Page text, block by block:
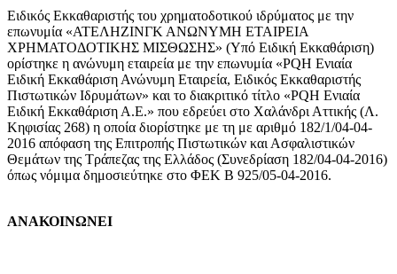
Ειδικός Εκκαθαριστής του χρηματοδοτικού ιδρύματος με την
επωνυμία «ΑΤΕΛΗΖΙΝΓΚ ΑΝΩΝΥΜΗ ΕΤΑΙΡΕΙΑ
ΧΡΗΜΑΤΟΔΟΤΙΚΗΣ ΜΙΣΘΩΣΗΣ» (Υπό Ειδική Εκκαθάριση)
ορίστηκε η ανώνυμη εταιρεία με την επωνυμία «PQH Ενιαία
Ειδική Εκκαθάριση Ανώνυμη Εταιρεία, Ειδικός Εκκαθαριστής
Πιστωτικών Ιδρυμάτων» και το διακριτικό τίτλο «PQH Ενιαία
Ειδική Εκκαθάριση Α.Ε.» που εδρεύει στο Χαλάνδρι Αττικής (Λ.
Κηφισίας 268) η οποία διορίστηκε με τη με αριθμό 182/1/04-04-
2016 απόφαση της Επιτροπής Πιστωτικών και Ασφαλιστικών
Θεμάτων της Τράπεζας της Ελλάδος (Συνεδρίαση 182/04-04-2016)
όπως νόμιμα δημοσιεύτηκε στο ΦΕΚ Β 925/05-04-2016.
ΑΝΑΚΟΙΝΩΝΕΙ